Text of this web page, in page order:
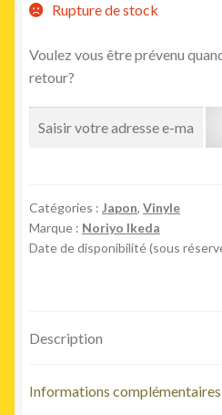
Rupture de stock
Voulez vous être prévenu
retour?
Catégories : Japon, Vinyle
Marque : Noriyo Ikeda
Date de disponibilité (sous
Description
Informations complémentaires